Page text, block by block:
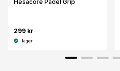
Hesacore Padel Grip
299 kr
I lager